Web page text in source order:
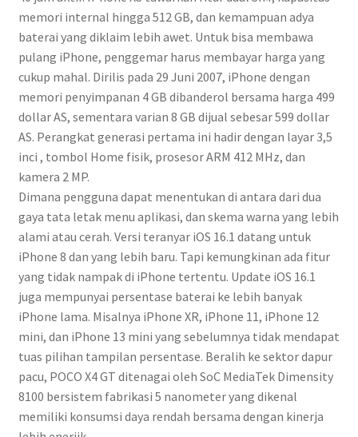
memori internal hingga 512 GB, dan kemampuan adya
baterai yang diklaim lebih awet. Untuk bisa membawa
pulang iPhone, penggemar harus membayar harga yang
cukup mahal. Dirilis pada 29 Juni 2007, iPhone dengan
memori penyimpanan 4 GB dibanderol bersama harga 499
dollar AS, sementara varian 8 GB dijual sebesar 599 dollar
AS. Perangkat generasi pertama ini hadir dengan layar 3,5
inci , tombol Home fisik, prosesor ARM 412 MHz, dan
kamera 2 MP.
Dimana pengguna dapat menentukan di antara dari dua
gaya tata letak menu aplikasi, dan skema warna yang lebih
alami atau cerah. Versi teranyar iOS 16.1 datang untuk
iPhone 8 dan yang lebih baru. Tapi kemungkinan ada fitur
yang tidak nampak di iPhone tertentu. Update iOS 16.1
juga mempunyai persentase baterai ke lebih banyak
iPhone lama. Misalnya iPhone XR, iPhone 11, iPhone 12
mini, dan iPhone 13 mini yang sebelumnya tidak mendapat
tuas pilihan tampilan persentase. Beralih ke sektor dapur
pacu, POCO X4 GT ditenagai oleh SoC MediaTek Dimensity
8100 bersistem fabrikasi 5 nanometer yang dikenal
memiliki konsumsi daya rendah bersama dengan kinerja